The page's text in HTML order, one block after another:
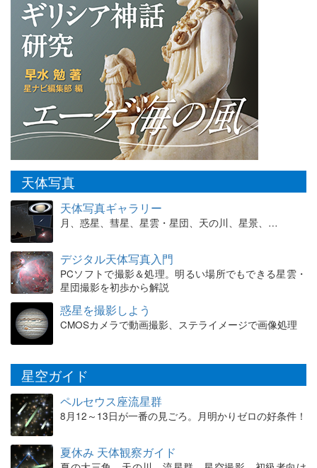
天体写真
天体写真ギャラリー
月、惑星、彗星、星雲・星団、天の川、星景、…
デジタル天体写真入門
PCソフトで撮影＆処理。明るい場所でもできる星雲・
星団撮影を初歩から解説
惑星を撮影しよう
CMOSカメラで動画撮影、ステライメージで画像処理
星空ガイド
ペルセウス座流星群
8月12～13日が一番の見ごろ。月明かりゼロの好条件！
夏休み 天体観察ガイド